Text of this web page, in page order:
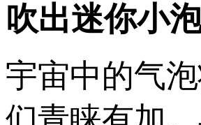
吹出迷你小
宇宙中的气